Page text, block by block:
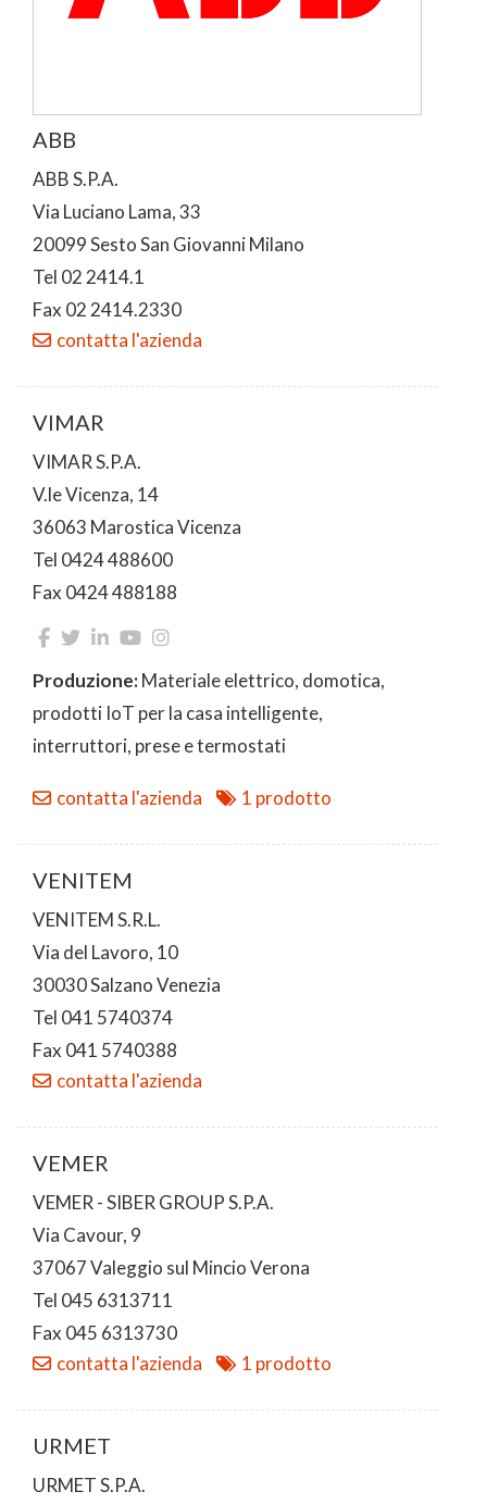
ABB
ABB S.P.A.
Via Luciano Lama, 33
20099 Sesto San Giovanni Milano
Tel 02 2414.1
Fax 02 2414.2330
contatta l'azienda
VIMAR
VIMAR S.P.A.
V.le Vicenza, 14
36063 Marostica Vicenza
Tel 0424 488600
Fax 0424 488188
Produzione:Materiale elettrico, domotica,
prodotti IoT per la casa intelligente,
interruttori, prese e termostati
contatta l'azienda 1 prodotto
VENITEM
VENITEM S.R.L.
Via del Lavoro, 10
30030 Salzano Venezia
Tel 041 5740374
Fax 041 5740388
contatta l'azienda
VEMER
VEMER - SIBER GROUP S.P.A.
Via Cavour, 9
37067 Valeggio sul Mincio Verona
Tel 045 6313711
Fax 045 6313730
contatta l'azienda
1 prodotto
URMET
URMET S.P.A.